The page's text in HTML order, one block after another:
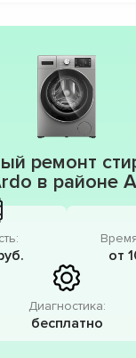
ремонт
в районе
от
Диагностика:
бесплатно